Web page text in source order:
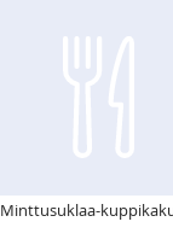
Minttusuklaa-